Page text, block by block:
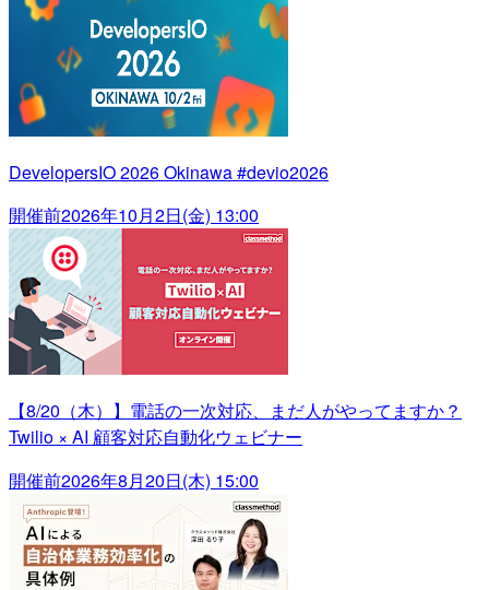
DevelopersIO 2026 Okinawa #devio2026
開催前2026年10月2日(金) 13:00
【8/20（木）】電話の一次対応、まだ人がやってますか？
Twilio × AI 顧客対応自動化ウェビナー
開催前2026年8月20日(木) 15:00